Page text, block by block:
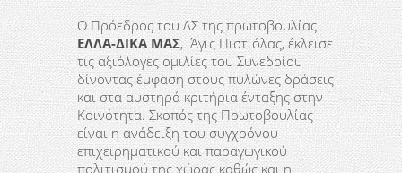
Ο Πρόεδρος του ΔΣ της πρωτοβουλίας
ΕΛΛΑ-ΔΙΚΑ ΜΑΣ, Άγις Πιστιόλας, έκλεισε
τις αξιόλογες ομιλίες του Συνεδρίου
δίνοντας έμφαση στους πυλώνες δράσεις
και στα αυστηρά κριτήρια ένταξης στην
Κοινότητα. Σκοπός της Πρωτοβουλίας
είναι η ανάδειξη του συγχρόνου
επιχειρηματικού και παραγωγικού
πολιτισμού της χώρας καθώς και η